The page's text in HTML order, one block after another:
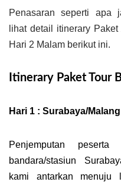
Penasaran seperti apa
lihat detail itinerary
Hari 2 Malam berikut ini.
Itinerary Paket Tour
Hari 1 : Surabaya/
Penjemputan
bandara/stasiun
kami antarkan